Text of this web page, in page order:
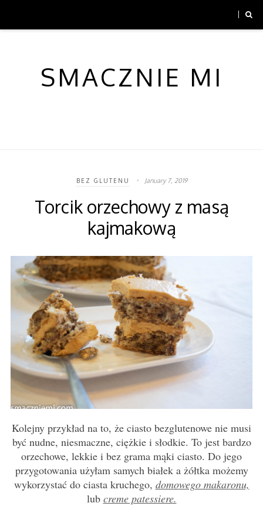
SMACZNIE MI
BEZ GLUTENU January 7, 2019
Torcik orzechowy z masą
kajmakową
Kolejny przykład na to, że ciasto bezglutenowe nie musi
być nudne, niesmaczne, ciężkie i słodkie. To jest bardzo
orzechowe, lekkie i bez grama mąki ciasto. Do jego
przygotowania użyłam samych białek a żółtka możemy
wykorzystać do ciasta kruchego, domowego makaronu,
lub creme patessiere.